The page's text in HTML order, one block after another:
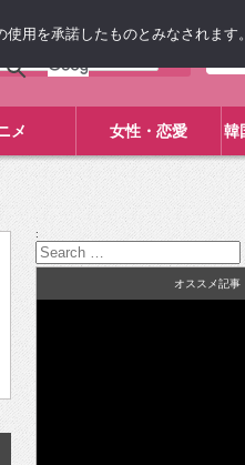
メ 女性・恋愛 韓
:
オススメ記事
用を承諾したものとみなされます。